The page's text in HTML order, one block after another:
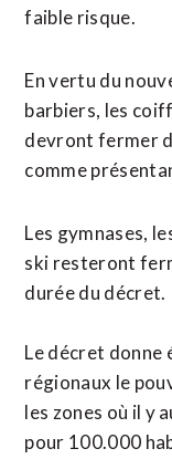
faible risque.
En vertu du
barbiers, les
devront fermer
comme
Les gymnases,
ski resteront
durée du décret.
Le décret donne
régionaux le
les zones où il y
pour 100.000